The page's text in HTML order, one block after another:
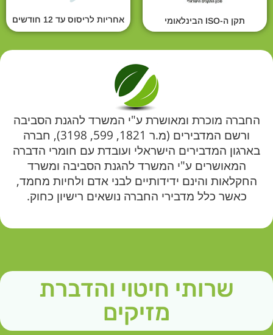
שרותי חיטוי והדברת
מזיקים
החברה מוכרת ומאושרת ע"י המשרד להגנת הסביבה
ורשם המדבירים (מ.ר 1821, 599, 3198), חברה
בארגון המדבירים הישראלי ועובדת עם חומרי הדברה
המאושרים ע"י המשרד להגנת הסביבה ומשרד
החקלאות והינם ידידותיים לבני אדם ולחיות מחמד,
כאשר כלל מדבירי החברה נושאים רישיון כחוק.
תקן ה-ISO הבינלאומי אחריות לריסוס עד 12 חודשים